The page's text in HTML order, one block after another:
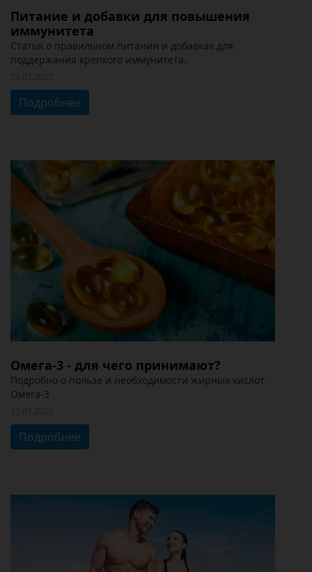
Питание и добавки для повышения
иммунитета
Статья о правильном питании и добавках для
поддержания крепкого иммунитета.
Подробнее
Омега-3 - для чего принимают?
Подробно о пользе и необходимости жирных кислот
Омега-3
Подробнее